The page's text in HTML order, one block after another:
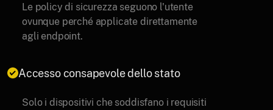
Le policy di sicurezza seguono l'utente
ovunque perché applicate direttamente
agli endpoint.
Accesso consapevole dello stato
Solo i dispositivi che soddisfano i requisiti